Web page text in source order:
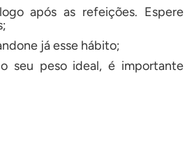
após as refeições. Espere
já esse hábito;
seu peso ideal, é importante